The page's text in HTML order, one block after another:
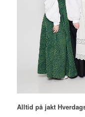
Alltid på jakt